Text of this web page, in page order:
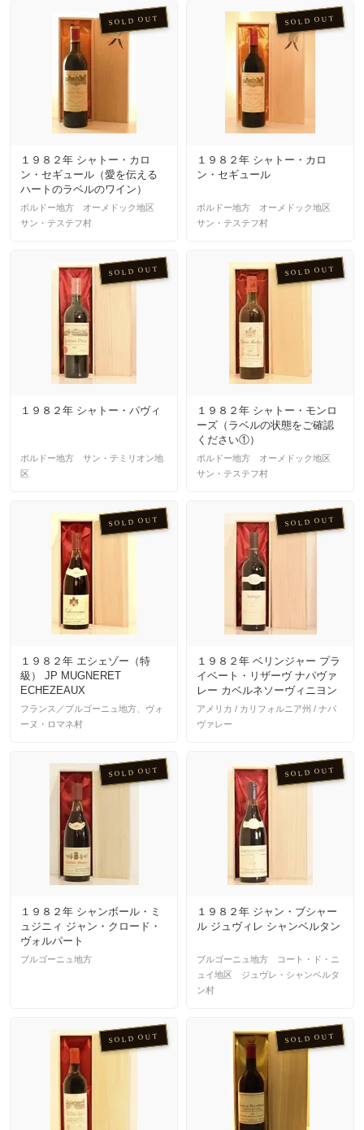
SOLD OUT
１９８２年 シャトー・カロ
ン・セギュール（愛を伝える
ハートのラベルのワイン）
ボルドー地方 オーメドック地区
サン・テステフ村
SOLD OUT
１９８２年 シャトー・カロ
ン・セギュール
ボルドー地方 オーメドック地区
サン・テステフ村
SOLD OUT
１９８２年 シャトー・パヴィ
ボルドー地方 サン・テミリオン地
区
SOLD OUT
１９８２年 シャトー・モンロ
ーズ（ラベルの状態をご確認
ください①）
ボルドー地方 オーメドック地区
サン・テステフ村
SOLD OUT
１９８２年 エシェゾー（特
級） JP MUGNERET
ECHEZEAUX
フランス／ブルゴーニュ地方、ヴォ
ーヌ・ロマネ村
SOLD OUT
１９８２年 ベリンジャー プラ
イベート・リザーヴ ナパヴァ
レー カベルネソーヴィニヨン
アメリカ / カリフォルニア州 / ナパ
ヴァレー
SOLD OUT
１９８２年 シャンボール・ミ
ュジニィ ジャン・クロード・
ヴォルパート
ブルゴーニュ地方
SOLD OUT
１９８２年 ジャン・ブシャー
ル ジュヴィレ シャンベルタン
ブルゴーニュ地方 コート・ド・ニ
ュイ地区 ジュヴレ・シャンベルタ
ン村
SOLD OUT SOLD OUT